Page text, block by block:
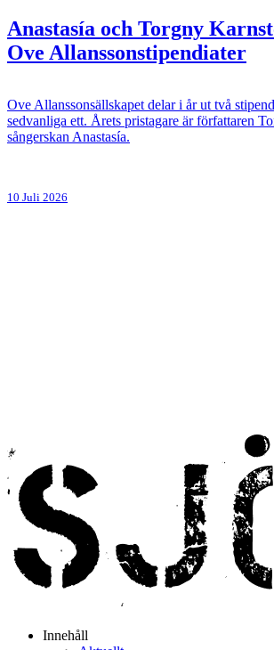
Anastasía och Torgny
Ove Allanssonstipendiater
Ove Allanssonsällskapet delar i år ut två
sedvanliga ett. Årets pristagare är författaren
sångerskan Anastasía.
10 Juli 2026
Innehåll